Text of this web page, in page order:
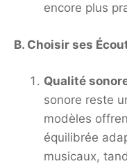
encore plus
B. Choisir ses
Qualité
sonore reste
modèles
équilibrée
musicaux,